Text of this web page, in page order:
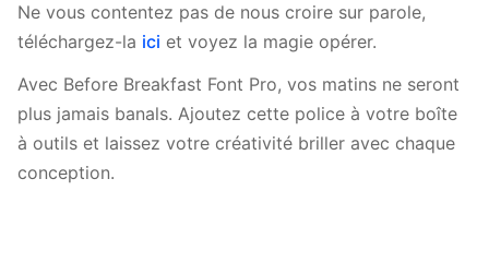
Ne vous contentez pas de nous croire sur parole,
téléchargez-la ici et voyez la magie opérer.
Avec Before Breakfast Font Pro, vos matins ne seront
plus jamais banals. Ajoutez cette police à votre boîte
à outils et laissez votre créativité briller avec chaque
conception.